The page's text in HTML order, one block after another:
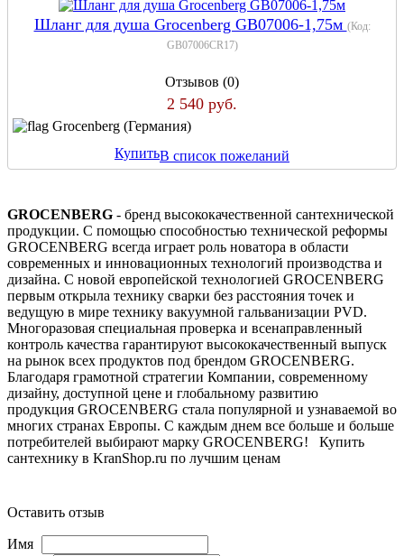
Шланг для душа Grocenberg GB07006-1,75м (Код:
GB07006CR17)
Отзывов (0)
2 540 руб.
Grocenberg (Германия)
КупитьВ список пожеланий
GROCENBERG - бренд высококачественной сантехнической
продукции. С помощью способностью технической реформы
GROCENBERG всегда играет роль новатора в области
современных и инновационных технологий производства и
дизайна. С новой европейской технологией GROCENBERG
первым открыла технику сварки без расстояния точек и
ведущую в мире технику вакуумной гальванизации PVD.
Многоразовая специальная проверка и всенаправленный
контроль качества гарантируют высококачественный выпуск
на рынок всех продуктов под брендом GROCENBERG.
Благодаря грамотной стратегии Компании, современному
дизайну, доступной цене и глобальному развитию
продукция GROCENBERG стала популярной и узнаваемой во
многих странах Европы. С каждым днем все больше и больше
потребителей выбирают марку GROCENBERG! Купить
сантехнику в KranShop.ru по лучшим ценам
Оставить отзыв
Имя